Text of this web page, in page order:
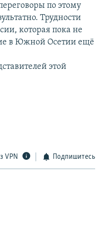
по этому
Трудности
которая пока не
в Южной Осетии ещё
этой
VPN Подпишитесь